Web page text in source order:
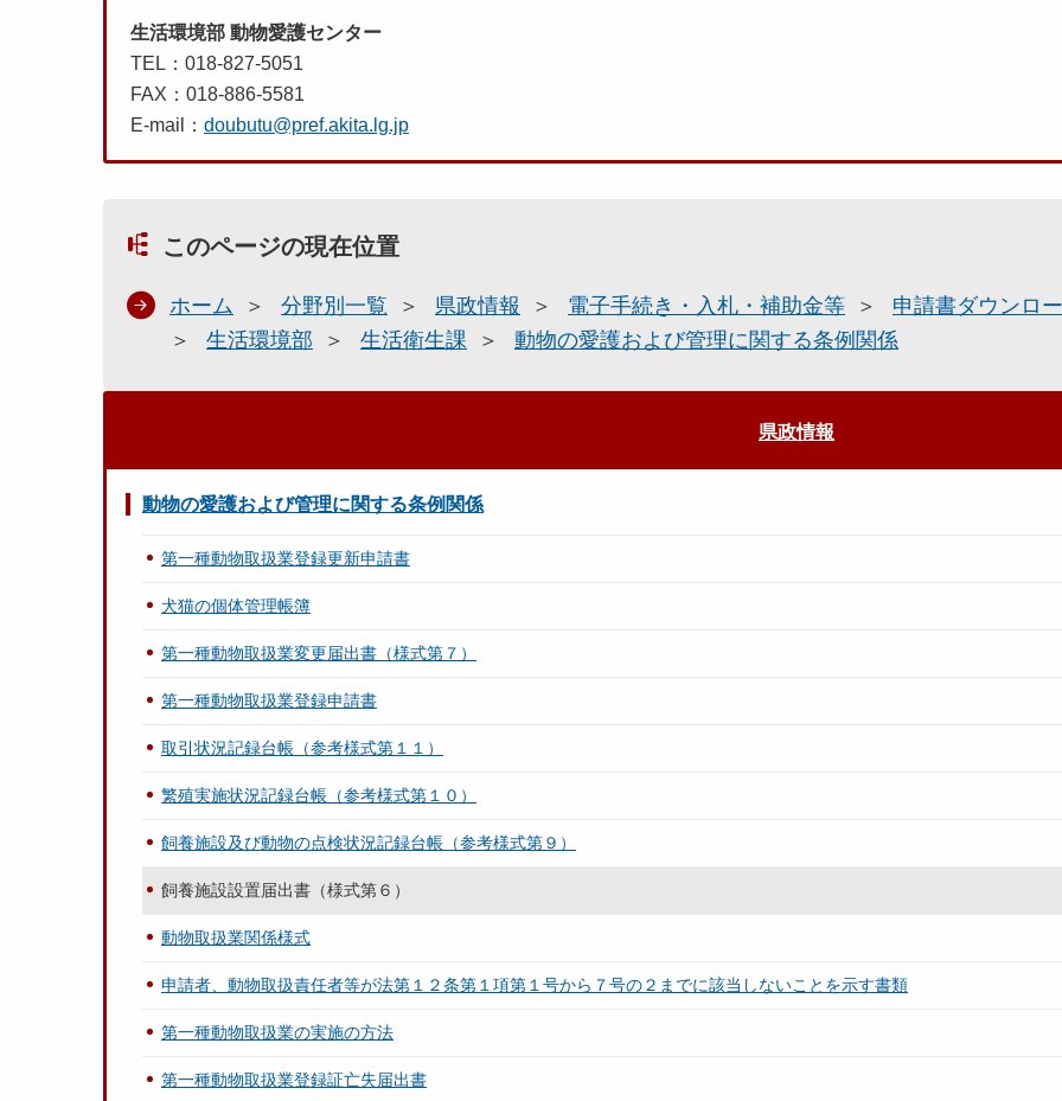
生活環境部 動物愛護センター
TEL：018-827-5051
FAX：018-886-5581
E-mail： doubutu@pref.akita.lg.jp
このページの現在位置
ホーム 分野別一覧 県政情報 電子手続き・入札・補助金等
申請書ダウンロ
生活環境部
生活衛生課 動物の愛護および管理に関する条例関係
県政情報
動物の愛護および管理に関する条例関係
第一種動物取扱業登録更新申請書
犬猫の個体管理帳簿
第一種動物取扱業変更届出書（様式第７）
第一種動物取扱業登録申請書
取引状況記録台帳（参考様式第１１）
繁殖実施状況記録台帳（参考様式第１０）
飼養施設及び動物の点検状況記録台帳（参考様式第９）
飼養施設設置届出書（様式第６）
動物取扱業関係様式
申請者、動物取扱責任者等が法第１２条第１項第１号から７号の２までに該当しないことを示す書類
第一種動物取扱業の実施の方法
第一種動物取扱業登録証亡失届出書